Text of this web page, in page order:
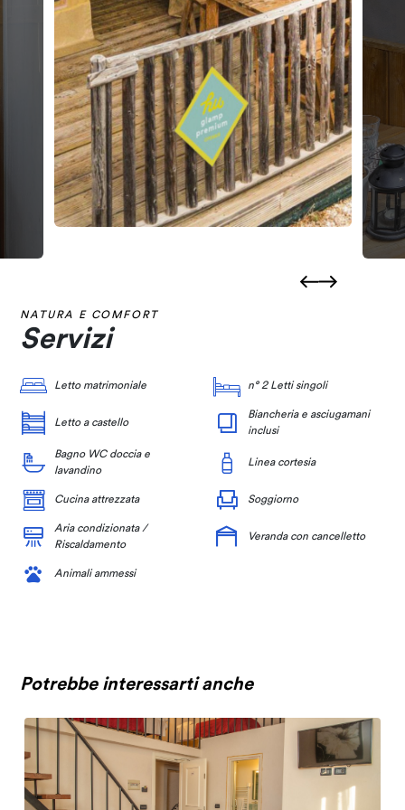
NATURA E COMFORT
Servizi
Letto matrimoniale n° 2 Letti singoli
Letto a castello
Biancheria e asciugamani
inclusi
Bagno WC doccia e
lavandino
Linea cortesia
Cucina attrezzata Soggiorno
Aria condizionata /
Riscaldamento
Veranda con cancelletto
Animali ammessi
Potrebbe interessarti anche